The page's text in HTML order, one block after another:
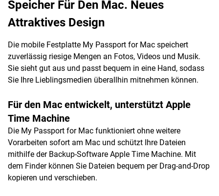
Speicher Für Den Mac. Neues
Attraktives Design
Die mobile Festplatte My Passport for Mac speichert
zuverlässig riesige Mengen an Fotos, Videos und Musik.
Sie sieht gut aus und passt bequem in eine Hand, sodass
Sie Ihre Lieblingsmedien überallhin mitnehmen können.
Für den Mac entwickelt, unterstützt Apple
Time Machine
Die My Passport for Mac funktioniert ohne weitere
Vorarbeiten sofort am Mac und schützt Ihre Dateien
mithilfe der Backup-Software Apple Time Machine. Mit
dem Finder können Sie Dateien bequem per Drag-and-Drop
kopieren und verschieben.